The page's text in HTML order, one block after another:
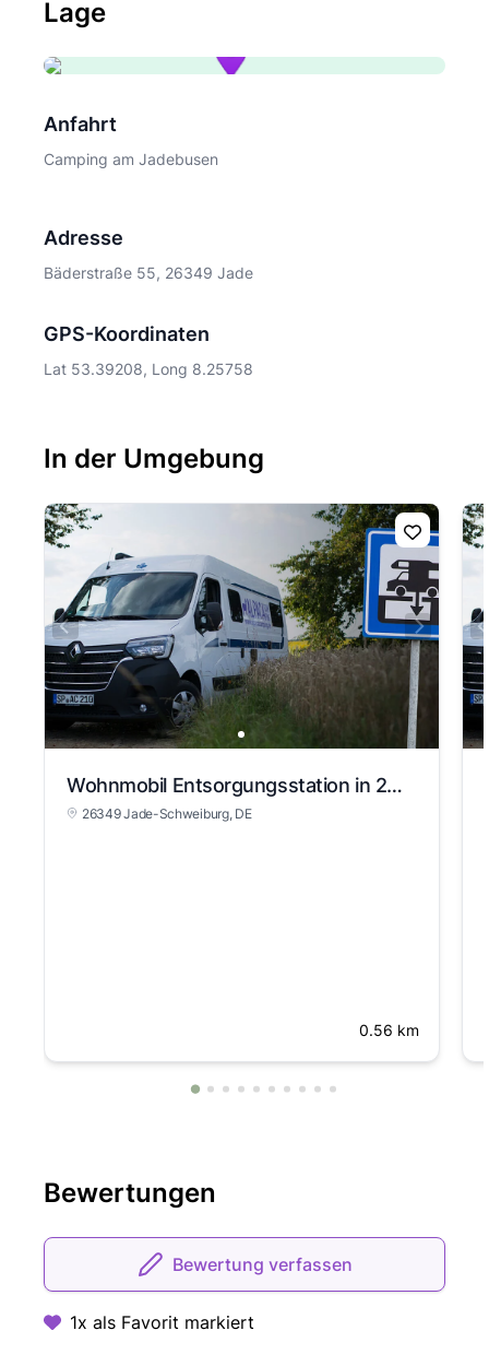
Lage
Anfahrt
Camping am Jadebusen
Adresse
Bäderstraße 55, 26349 Jade
GPS-Koordinaten
Lat 53.39208, Long 8.25758
In der Umgebung
Wohnmobil Entsorgungsstation in 26349 Jade-Schweiburg
26349 Jade-Schweiburg, DE
0.56 km
Bewertungen
Bewertung verfassen
1x als Favorit markiert